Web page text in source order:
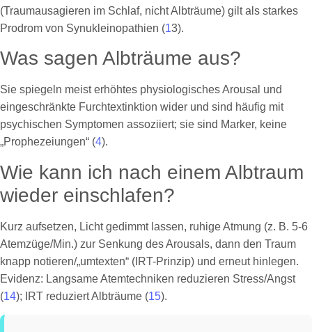
(Traumausagieren im Schlaf, nicht Albträume) gilt als starkes
Prodrom von Synukleinopathien (13).
Was sagen Albträume aus?
Sie spiegeln meist erhöhtes physiologisches Arousal und
eingeschränkte Furchtextinktion wider und sind häufig mit
psychischen Symptomen assoziiert; sie sind Marker, keine
„Prophezeiungen“ (4).
Wie kann ich nach einem Albtraum
wieder einschlafen?
Kurz aufsetzen, Licht gedimmt lassen, ruhige Atmung (z. B. 5-6
Atemzüge/Min.) zur Senkung des Arousals, dann den Traum
knapp notieren/„umtexten“ (IRT-Prinzip) und erneut hinlegen.
Evidenz: Langsame Atemtechniken reduzieren Stress/Angst
(14); IRT reduziert Albträume (15).